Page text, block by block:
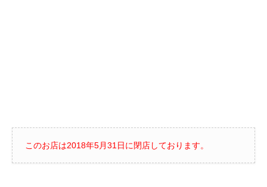
このお店は2018年5月31日に閉店しております。